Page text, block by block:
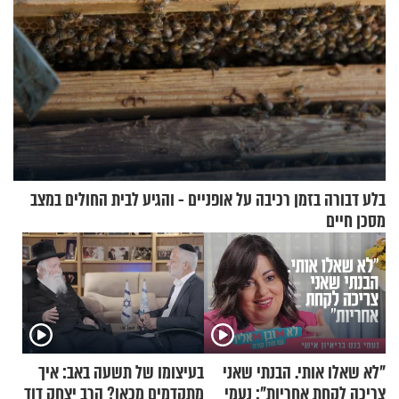
בלע דבורה בזמן רכיבה על אופניים - והגיע לבית החולים במצב
מסכן חיים
"לא שאלו אותי. הבנתי שאני
בעיצומו של תשעה באב: איך